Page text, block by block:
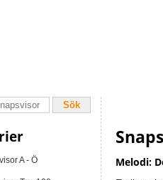
A - Ö Melodi: